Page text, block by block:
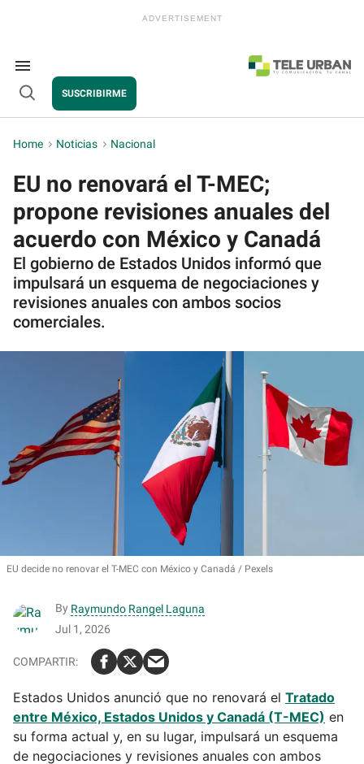
Search
&
Section
Navigation
Open
SUSCRIBIRME
Home > Noticias > Nacional
EU no renovará el T-MEC;
propone revisiones anuales del
acuerdo con México y Canadá
El gobierno de Estados Unidos informó que
impulsará un esquema de negociaciones y
revisiones anuales con ambos socios
comerciales.
EU decide no renovar el T-MEC con México y Canadá Pexels
By Raymundo Rangel Laguna
Jul 1, 2026
Estados Unidos anunció que no renovará el Tratado
entre México, Estados Unidos y Canadá (T-MEC) en
su forma actual y, en su lugar, impulsará un esquema
de negociaciones y revisiones anuales con ambos